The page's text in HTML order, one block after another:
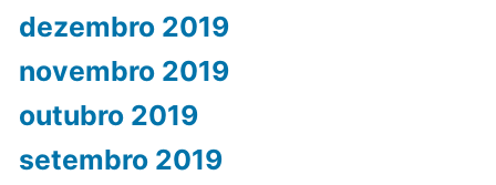
dezembro 2019
novembro 2019
outubro 2019
setembro 2019